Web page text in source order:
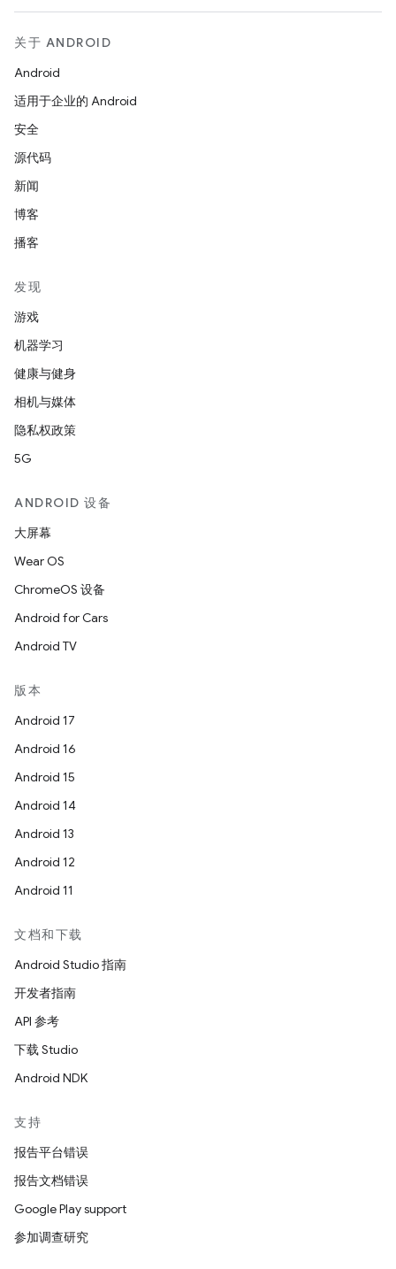
关于 ANDROID
Android
适用于企业的 Android
安全
源代码
新闻
博客
播客
发现
游戏
机器学习
健康与健身
相机与媒体
隐私权政策
5G
ANDROID 设备
大屏幕
Wear OS
ChromeOS 设备
Android for Cars
Android TV
版本
Android 17
Android 16
Android 15
Android 14
Android 13
Android 12
Android 11
文档和下载
Android Studio 指南
开发者指南
API 参考
下载 Studio
Android NDK
支持
报告平台错误
报告文档错误
Google Play support
参加调查研究